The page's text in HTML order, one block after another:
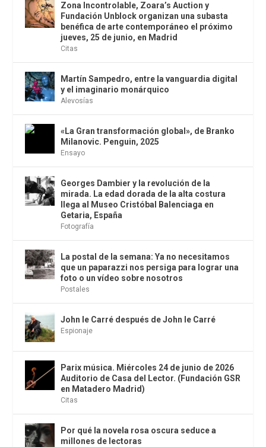
Zona Incontrolable, Zoara’s Auction y
Fundación Unblock organizan una subasta
benéfica de arte contemporáneo el próximo
jueves, 25 de junio, en Madrid
Citas
Martín Sampedro, entre la vanguardia digital
y el imaginario monárquico
Alevosías
«La Gran transformación global», de Branko
Milanovic. Penguin, 2025
Ensayo
Georges Dambier y la revolución de la
mirada. La edad dorada de la alta costura
llega al Museo Cristóbal Balenciaga en
Getaria, España
Fotografía
La postal de la semana: Ya no necesitamos
que un paparazzi nos persiga para lograr una
foto o un vídeo sobre nosotros
Postales
John le Carré después de John le Carré
Espionaje
Parix música. Miércoles 24 de junio de 2026
Auditorio de Casa del Lector. (Fundación GSR
en Matadero Madrid)
Citas
Por qué la novela rosa oscura seduce a
millones de lectoras